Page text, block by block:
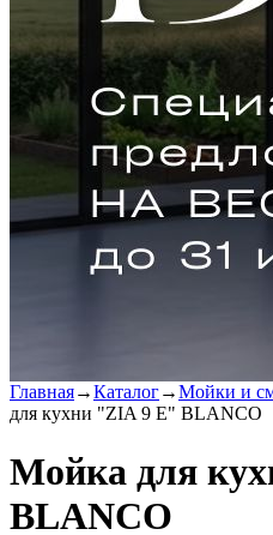
Главная→Каталог→Мойки и
для кухни "ZIA 9 E" BLANCO
Мойка для
BLANCO